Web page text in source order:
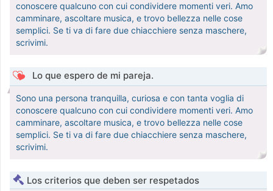
conoscere qualcuno con cui condividere momenti veri. Amo
camminare, ascoltare musica, e trovo bellezza nelle cose
semplici. Se ti va di fare due chiacchiere senza maschere,
scrivimi.
Lo que espero de mi pareja.
Sono una persona tranquilla, curiosa e con tanta voglia di
conoscere qualcuno con cui condividere momenti veri. Amo
camminare, ascoltare musica, e trovo bellezza nelle cose
semplici. Se ti va di fare due chiacchiere senza maschere,
scrivimi.
Los criterios que deben ser respetados